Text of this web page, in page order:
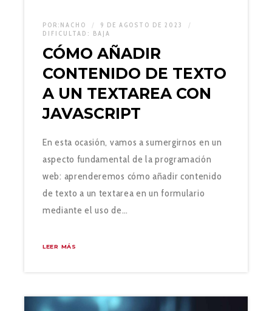
POR: NACHO
9 DE AGOSTO DE 2023
DIFICULTAD: BAJA
CÓMO AÑADIR
CONTENIDO DE TEXTO
A UN TEXTAREA CON
JAVASCRIPT
En esta ocasión, vamos a sumergirnos en un
aspecto fundamental de la programación
web: aprenderemos cómo añadir contenido
de texto a un textarea en un formulario
mediante el uso de…
LEER MÁS